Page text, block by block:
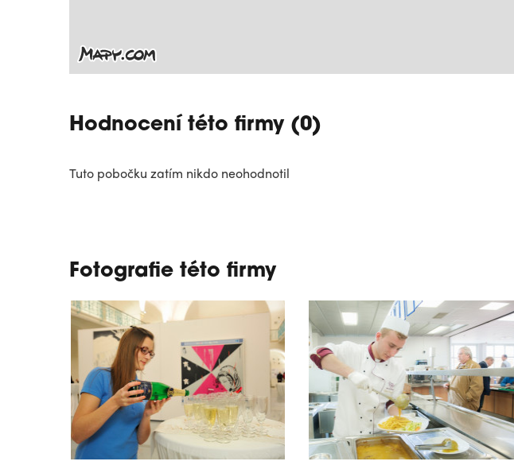
Hodnocení této firmy (0)
Tuto pobočku zatím nikdo neohodnotil
Fotografie této firmy